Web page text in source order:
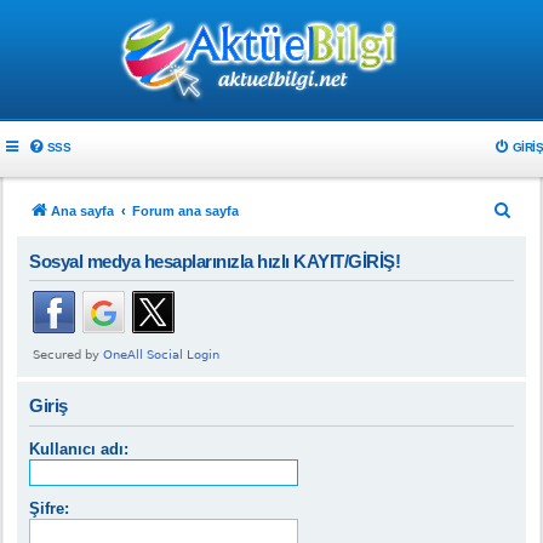
SSS GIRIŞ
Ana sayfa Forum ana sayfa
Sosyal medya hesaplarınızla hızlı KAYIT/GİRİŞ!
Giriş
Kullanıcı adı:
Şifre: